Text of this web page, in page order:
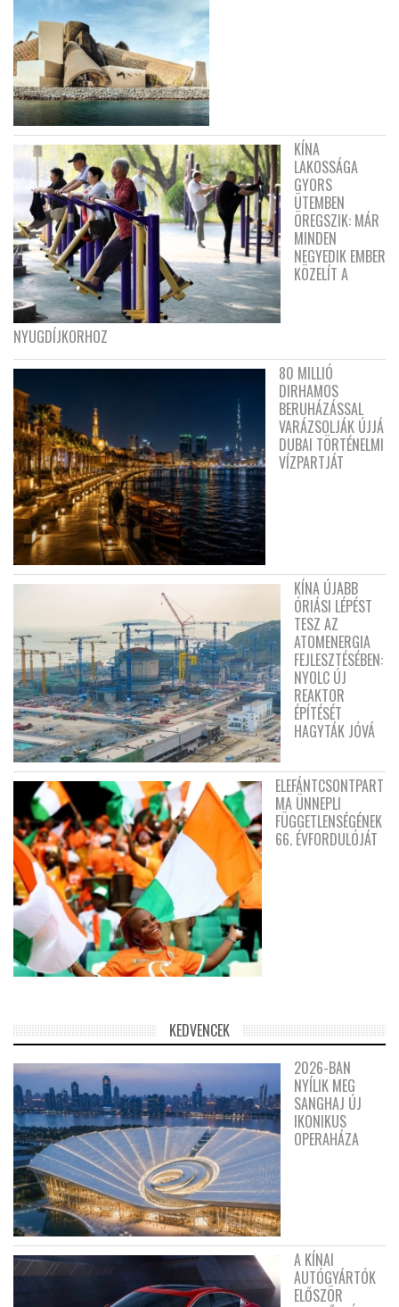
KÍNA
LAKOSSÁGA
GYORS
ÜTEMBEN
ÖREGSZIK: MÁR
MINDEN
NEGYEDIK EMBER
KÖZELÍT A
NYUGDÍJKORHOZ
80 MILLIÓ
DIRHAMOS
BERUHÁZÁSSAL
VARÁZSOLJÁK ÚJJÁ
DUBAI TÖRTÉNELMI
VÍZPARTJÁT
KÍNA ÚJABB
ÓRIÁSI LÉPÉST
TESZ AZ
ATOMENERGIA
FEJLESZTÉSÉBEN:
NYOLC ÚJ
REAKTOR
ÉPÍTÉSÉT
HAGYTÁK JÓVÁ
ELEFÁNTCSONTPART
MA ÜNNEPLI
FÜGGETLENSÉGÉNEK
66. ÉVFORDULÓJÁT
KEDVENCEK
2026-BAN
NYÍLIK MEG
SANGHAJ ÚJ
IKONIKUS
OPERAHÁZA
A KÍNAI
AUTÓGYÁRTÓK
ELŐSZÖR